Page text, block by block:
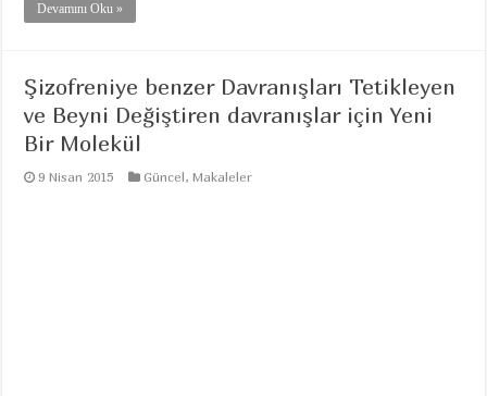
Devamını Oku »
Şizofreniye benzer Davranışları Tetikleyen
ve Beyni Değiştiren davranışlar için Yeni
Bir Molekül
9 Nisan 2015 Güncel,Makaleler